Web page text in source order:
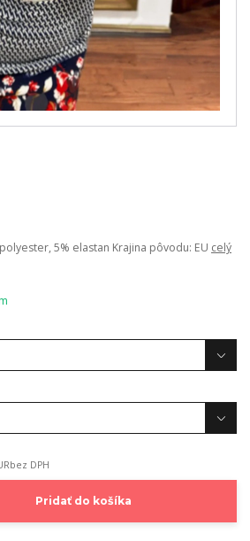
5% elastan Krajina pôvodu: EU celý
bez DPH
Pridať do košíka